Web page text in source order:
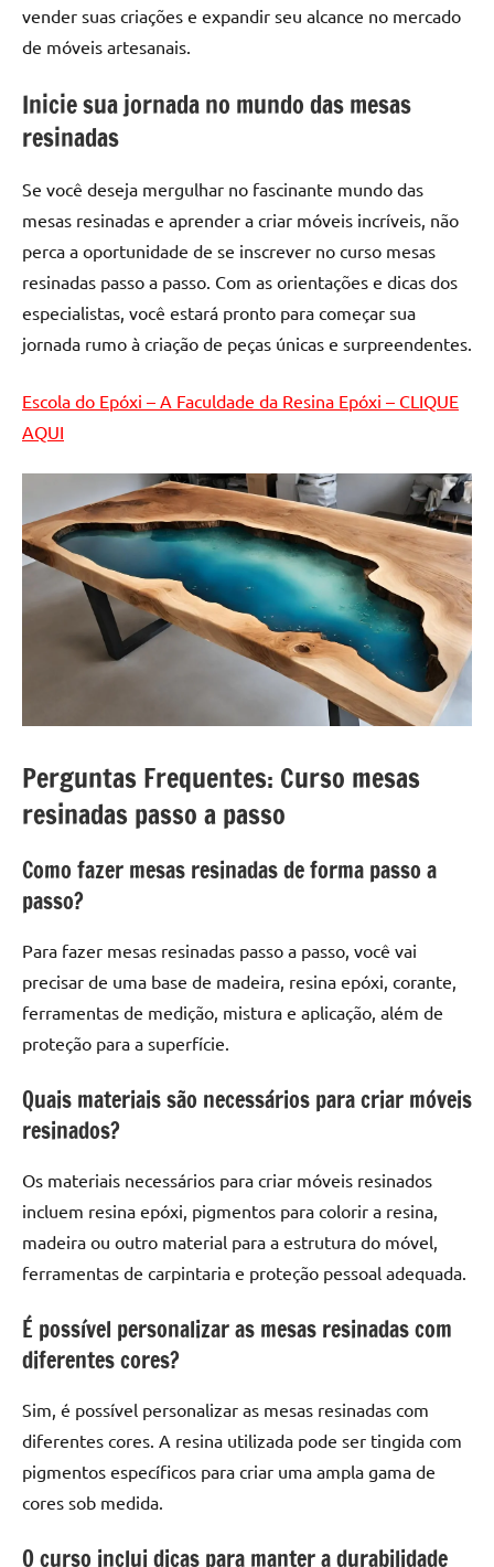
de
resinada
alta
qualidade,
como
populares
River
Tables
e
tampinhas
vender suas criações e expandir seu alcance no mercado
de móveis artesanais.
Inicie sua jornada no mundo das mesas
resinadas
Se você deseja mergulhar no fascinante mundo das
mesas resinadas e aprender a criar móveis incríveis, não
perca a oportunidade de se inscrever no curso mesas
resinadas passo a passo. Com as orientações e dicas dos
especialistas, você estará pronto para começar sua
jornada rumo à criação de peças únicas e surpreendentes.
Escola do Epóxi – A Faculdade da Resina Epóxi – CLIQUE
AQUI
Perguntas Frequentes: Curso mesas
resinadas passo a passo
Como fazer mesas resinadas de forma passo a
passo?
Para fazer mesas resinadas passo a passo, você vai
precisar de uma base de madeira, resina epóxi, corante,
ferramentas de medição, mistura e aplicação, além de
proteção para a superfície.
Quais materiais são necessários para criar móveis
resinados?
Os materiais necessários para criar móveis resinados
incluem resina epóxi, pigmentos para colorir a resina,
madeira ou outro material para a estrutura do móvel,
ferramentas de carpintaria e proteção pessoal adequada.
É possível personalizar as mesas resinadas com
diferentes cores?
Sim, é possível personalizar as mesas resinadas com
diferentes cores. A resina utilizada pode ser tingida com
pigmentos específicos para criar uma ampla gama de
cores sob medida.
O curso inclui dicas para manter a durabilidade